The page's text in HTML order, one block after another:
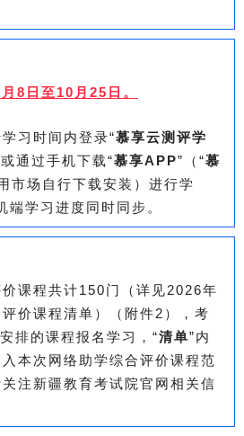
8日至10月25日。
习时间内登录“慕享云测评学
通过手机下载“慕享APP”（“慕
市场自行下载安装）进行学
端学习进度同时同步。
课程共计150门（详见2026年
价课程清单）（附件2），考
排的课程报名学习，“清单”内
本次网络助学综合评价课程范
注新疆教育考试院官网相关信